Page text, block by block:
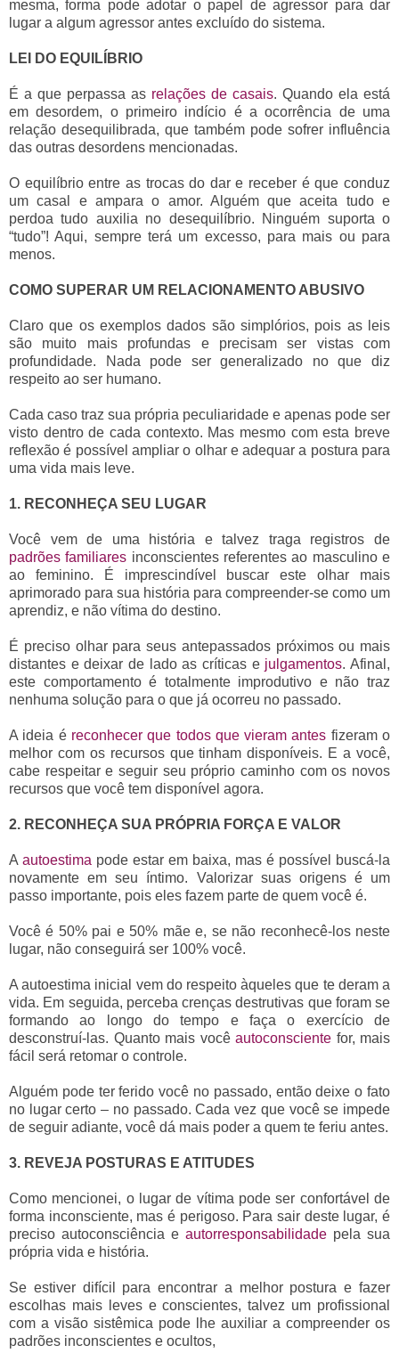
mesma, forma pode adotar o papel de agressor para dar
lugar a algum agressor antes excluído do sistema.
LEI DO EQUILÍBRIO
É a que perpassa as relações de casais. Quando ela está
em desordem, o primeiro indício é a ocorrência de uma
relação desequilibrada, que também pode sofrer influência
das outras desordens mencionadas.
O equilíbrio entre as trocas do dar e receber é que conduz
um casal e ampara o amor. Alguém que aceita tudo e
perdoa tudo auxilia no desequilíbrio. Ninguém suporta o
“tudo”! Aqui, sempre terá um excesso, para mais ou para
menos.
COMO SUPERAR UM RELACIONAMENTO ABUSIVO
Claro que os exemplos dados são simplórios, pois as leis
são muito mais profundas e precisam ser vistas com
profundidade. Nada pode ser generalizado no que diz
respeito ao ser humano.
Cada caso traz sua própria peculiaridade e apenas pode ser
visto dentro de cada contexto. Mas mesmo com esta breve
reflexão é possível ampliar o olhar e adequar a postura para
uma vida mais leve.
1. RECONHEÇA SEU LUGAR
Você vem de uma história e talvez traga registros de
padrões familiares inconscientes referentes ao masculino e
ao feminino. É imprescindível buscar este olhar mais
aprimorado para sua história para compreender-se como um
aprendiz, e não vítima do destino.
É preciso olhar para seus antepassados próximos ou mais
distantes e deixar de lado as críticas e julgamentos. Afinal,
este comportamento é totalmente improdutivo e não traz
nenhuma solução para o que já ocorreu no passado.
A ideia é reconhecer que todos que vieram antes fizeram o
melhor com os recursos que tinham disponíveis. E a você,
cabe respeitar e seguir seu próprio caminho com os novos
recursos que você tem disponível agora.
2. RECONHEÇA SUA PRÓPRIA FORÇA E VALOR
A autoestima pode estar em baixa, mas é possível buscá-la
novamente em seu íntimo. Valorizar suas origens é um
passo importante, pois eles fazem parte de quem você é.
Você é 50% pai e 50% mãe e, se não reconhecê-los neste
lugar, não conseguirá ser 100% você.
A autoestima inicial vem do respeito àqueles que te deram a
vida. Em seguida, perceba crenças destrutivas que foram se
formando ao longo do tempo e faça o exercício de
desconstruí-las. Quanto mais você autoconsciente for, mais
fácil será retomar o controle.
Alguém pode ter ferido você no passado, então deixe o fato
no lugar certo – no passado. Cada vez que você se impede
de seguir adiante, você dá mais poder a quem te feriu antes.
3. REVEJA POSTURAS E ATITUDES
Como mencionei, o lugar de vítima pode ser confortável de
forma inconsciente, mas é perigoso. Para sair deste lugar, é
preciso autoconsciência e autorresponsabilidade pela sua
própria vida e história.
Se estiver difícil para encontrar a melhor postura e fazer
escolhas mais leves e conscientes, talvez um profissional
com a visão sistêmica pode lhe auxiliar a compreender os
padrões inconscientes e ocultos,